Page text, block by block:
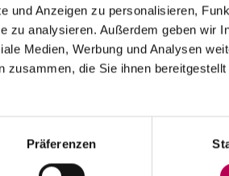
und Anzeigen zu personalisieren,
zu analysieren. Außerdem geben wir
Medien, Werbung und Analysen
zusammen, die Sie ihnen
Präferenzen
EVENTS
MONTE DI MEZZOCORONA
GESCHLOSSEN
Die Seilbahn von Monte di Mezzocorona ist
Dauer der Arbeiten: mindestens 10 Monate